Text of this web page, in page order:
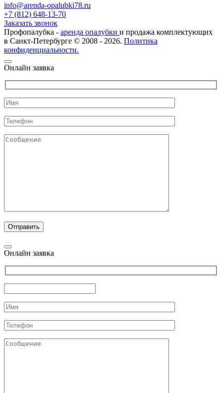
info@arenda-opalubki78.ru
+7 (812) 648-13-70
Заказать звонок
Профопалубка - аренда опалубки и продажа комплектующих
в Санкт-Петербурге © 2008 - 2026. Политика
конфиденциальности.
Онлайн заявка
Онлайн заявка